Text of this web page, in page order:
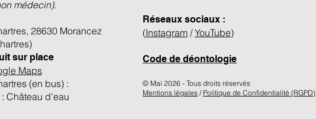
médecin).
28630 Morancez
sur place
Maps
(en bus) :
Château d'eau
Réseaux sociaux :
(Instagram /YouTube)
Code de déontologie
© Mai 2026 - Tous droits réservés​​​​
Mentions légales / Politique de Confidentialité (RGPD)